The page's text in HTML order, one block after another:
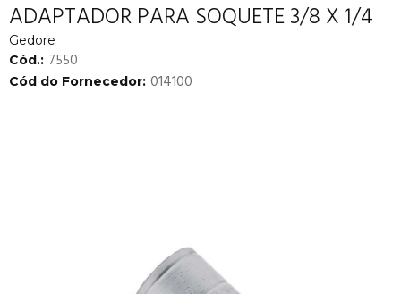
ADAPTADOR PARA SOQUETE 3/8 X 1/4
Gedore
Cód.: 7550
Cód do Fornecedor: 014100